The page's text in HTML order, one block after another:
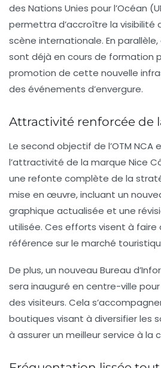
des Nations Unies pour l’Océan
permettra d’accroître la visibilité
scène internationale. En
sont déjà en cours de formation
promotion de cette nouvelle
des événements d’envergure.
Attractivité renforcée de
Le second objectif de l’OTM NCA
l’attractivité de la marque Nice
une refonte complète de la
mise en œuvre, incluant un
graphique actualisée et une
utilisée. Ces efforts visent à faire
référence sur le marché
De plus, un nouveau Bureau
sera inauguré en centre-ville pour
des visiteurs. Cela
boutiques visant à diversifier les
à assurer un meilleur service à la